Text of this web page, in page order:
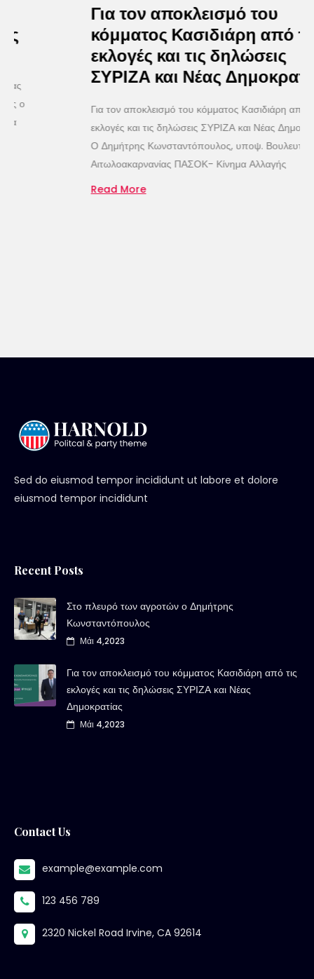
Για τον αποκλεισμό του
κόμματος Κασιδιάρη από τις
εκλογές και τις δηλώσεις
ΣΥΡΙΖΑ και Νέας Δημοκρατίας
Για τον αποκλεισμό του κόμματος Κασιδιάρη από τις
εκλογές και τις δηλώσεις ΣΥΡΙΖΑ και Νέας Δημοκρατίας
Ο Δημήτρης Κωνσταντόπουλος, υποψ. Βουλευτής
Αιτωλοακαρνανίας ΠΑΣΟΚ- Κίνημα Αλλαγής
Sed do eiusmod tempor incididunt ut labore et dolore
eiusmod tempor incididunt
Recent Posts
Στο πλευρό των αγροτών ο Δημήτρης
Κωνσταντόπουλος
Μάι 4,2023
Για τον αποκλεισμό του κόμματος Κασιδιάρη από τις
εκλογές και τις δηλώσεις ΣΥΡΙΖΑ και Νέας
Δημοκρατίας
Μάι 4,2023
Contact Us
example@example.com
123 456 789
2320 Nickel Road Irvine, CA 92614